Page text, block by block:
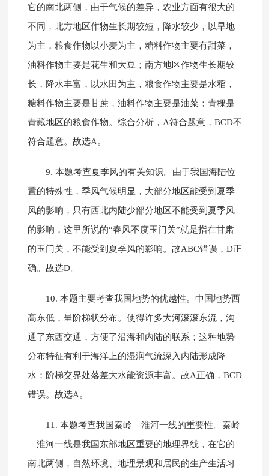
它的南北两侧，由于气候的差异，农业方面有很大的
不同，北方地区作物生长期较短，降水较少，以旱地
为主，粮食作物以小麦为主，糖料作物主要有甜菜，
油料作物主要是花生和大豆；南方地区作物生长期较
长，降水丰富，以水田为主，粮食作物主要是水稻，
糖料作物主要是甘蔗，油料作物主要是油菜；青稞是
青藏地区的粮食作物。综合分析，A符合题意，BCD不
符合题意。故选A。
9. 本题考查夏季风的有关知识。由于我国海陆位
置的特殊性，季风气候明显，大部分地区能受到夏季
风的影响，只有西北内陆少部分地区不能受到夏季风
的影响，这里所说的“春风不度玉门关”就是指在甘肃
的玉门关，不能受到夏季风的影响。故ABC错误，D正
确。故选D。
10. 本题主要考查我国地势的优越性。中国地势西
高东低，呈阶梯状分布。使得许多大河滚滚东流，沟
通了东西交通，方便了沿海和内陆的联系；这种地势
分布特征有利于海洋上的湿润气流深入内陆形成降
水；阶梯交界处落差大水能资源丰富。故A正确，BCD
错误。故选A。
11. 本题考查我国秦岭—淮河一线的重要性。秦岭
—淮河一线是我国东部地区重要的地理界线，在它的
南北两侧，自然环境、地理景观和居民的生产生活习